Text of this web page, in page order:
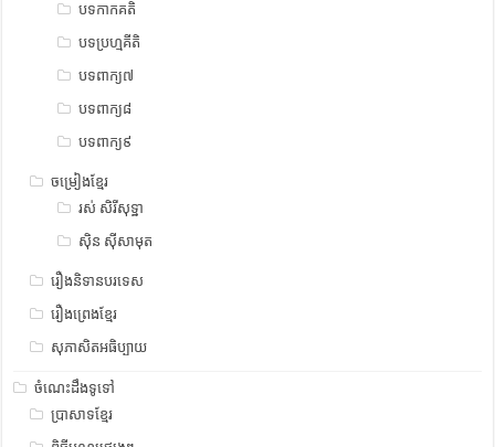
បទកាកគតិ
បទប្រហ្មគីតិ
បទពាក្យ៧
បទពាក្យ៨
បទពាក្យ៩
ចម្រៀងខ្មែរ
រស់ សិរីសុទ្ឋា
ស៊ិន ស៊ីសាមុត
រឿងនិទានបរទេស
រឿងព្រេងខ្មែរ
សុភាសិតអធិប្បាយ
ចំណេះដឹងទូទៅ
ប្រាសាទខ្មែរ